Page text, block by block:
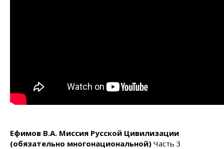
Ефимов В.А. Миссия Русской Цивилизации
(обязательно многонациональной) Часть 3